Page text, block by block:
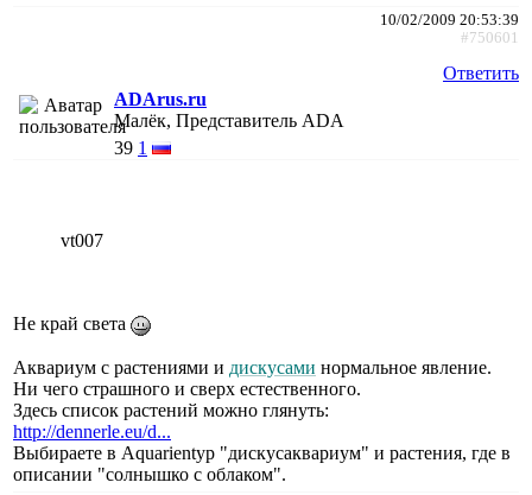
10/02/2009 20:53:39
#750601
Ответить
ADArus.ru
Малёк, Представитель ADA
39 1
vt007
Не край света
Аквариум с растениями и дискусами нормальное явление.
Ни чего страшного и сверх естественного.
Здесь список растений можно глянуть:
http://dennerle.eu/d...
Выбираете в Aquarientyp "дискусаквариум" и растения, где в
описании "солнышко с облаком".